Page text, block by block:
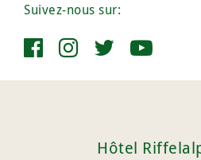
Suivez-nous sur:
Hôtel